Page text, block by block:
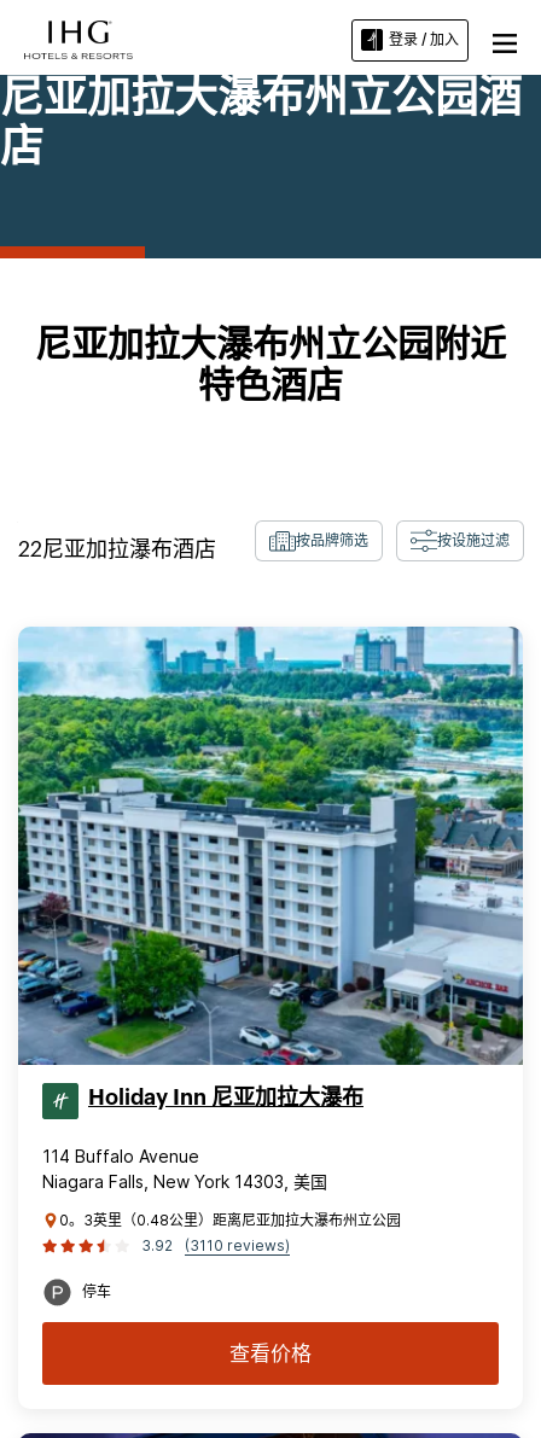
登录 / 加入
尼亚加拉大瀑布州立公园酒
店
尼亚加拉大瀑布州立公园附近
特色酒店
22尼亚加拉瀑布酒店 按品牌筛选 按设施过滤
Holiday Inn 尼亚加拉大瀑布
114 Buffalo Avenue
Niagara Falls, New York 14303, 美国
0。3英里（0.48公里）距离尼亚加拉大瀑布州立公园
3.92
(3110 reviews)
停车
查看价格